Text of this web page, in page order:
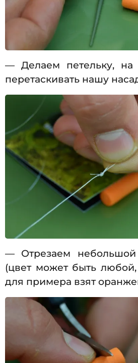
— Делаем петельку, на
перетаскивать нашу
— Отрезаем небольшой
(цвет может быть
для примера взят